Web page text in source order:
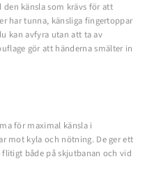
känsla som krävs för att
har tunna, känsliga fingertoppar
kan avfyra utan att ta av
gör att händerna smälter in
för maximal känsla i
mot kyla och nötning. De ger ett
både på skjutbanan och vid